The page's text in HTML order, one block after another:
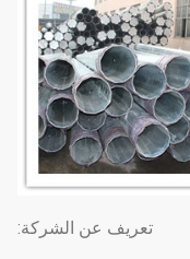
تعريف عن الشركة: